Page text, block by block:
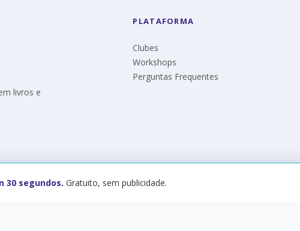
livros e
PLATAFORMA
Clubes
Workshops
Perguntas Frequentes
30 segundos. Gratuito, sem publicidade.